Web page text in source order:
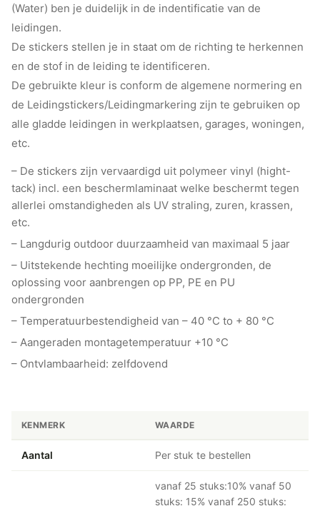
(Water) ben je duidelijk in de indentificatie van de
leidingen.
De stickers stellen je in staat om de richting te herkennen
en de stof in de leiding te identificeren.
De gebruikte kleur is conform de algemene normering en
de Leidingstickers/Leidingmarkering zijn te gebruiken op
alle gladde leidingen in werkplaatsen, garages, woningen,
etc.
– De stickers zijn vervaardigd uit polymeer vinyl (hight-
tack) incl. een beschermlaminaat welke beschermt tegen
allerlei omstandigheden als UV straling, zuren, krassen,
etc.
– Langdurig outdoor duurzaamheid van maximaal 5 jaar
– Uitstekende hechting moeilijke ondergronden, de
oplossing voor aanbrengen op PP, PE en PU
ondergronden
– Temperatuurbestendigheid van – 40 °C to + 80 °C
– Aangeraden montagetemperatuur +10 °C
– Ontvlambaarheid: zelfdovend
KENMERK WAARDE
Aantal Per stuk te bestellen
vanaf 25 stuks:10% vanaf 50
stuks: 15% vanaf 250 stuks: